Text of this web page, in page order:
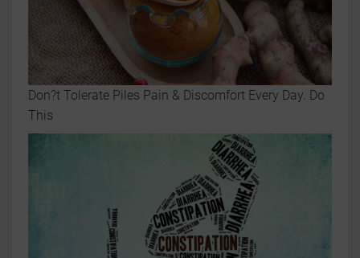
Don?t Tolerate Piles Pain & Discomfort Every Day. Do
This